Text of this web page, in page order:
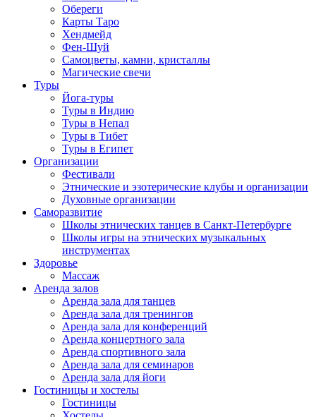
Обереги
Карты Таро
Хендмейд
Фен-Шуй
Самоцветы, камни, кристаллы
Магические свечи
Туры
Йога-туры
Туры в Индию
Туры в Непал
Туры в Тибет
Туры в Египет
Организации
Фестивали
Этнические и эзотерические клубы и организации
Духовные организации
Саморазвитие
Школы этнических танцев в Санкт-Петербурге
Школы игры на этнических музыкальных
инструментах
Здоровье
Массаж
Аренда залов
Аренда зала для танцев
Аренда зала для тренингов
Аренда зала для конференций
Аренда концертного зала
Аренда спортивного зала
Аренда зала для семинаров
Аренда зала для йоги
Гостиницы и хостелы
Гостиницы